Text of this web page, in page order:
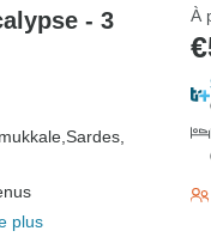
- 3
Sardes,
plus
À